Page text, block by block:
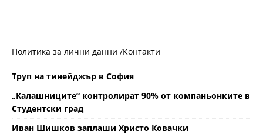
Политика за лични данни /Контакти
Труп на тинейджър в София
„Калашниците“ контролират 90% от компаньонките в
Студентски град
Иван Шишков заплаши Христо Ковачки